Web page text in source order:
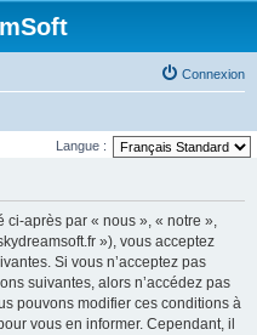
Connexion
Langue :
ci-après par « nous », « notre »,
»), vous acceptez
Si vous n’acceptez pas
suivantes, alors n’accédez pas
pouvons modifier ces conditions à
vous en informer. Cependant, il